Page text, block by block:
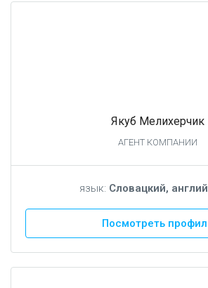
Якуб Мелихерчик
АГЕНТ КОМПАНИИ
язык: Словацкий,
Посмотреть